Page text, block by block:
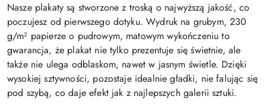
Nasze plakaty są stworzone z troską o najwyższą jakość, co
poczujesz od pierwszego dotyku. Wydruk na grubym, 230
g/m² papierze o pudrowym, matowym wykończeniu to
gwarancja, że plakat nie tylko prezentuje się świetnie, ale
także nie ulega odblaskom, nawet w jasnym świetle. Dzięki
wysokiej sztywności, pozostaje idealnie gładki, nie falując się
pod szybą, co daje efekt jak z najlepszych galerii sztuki.